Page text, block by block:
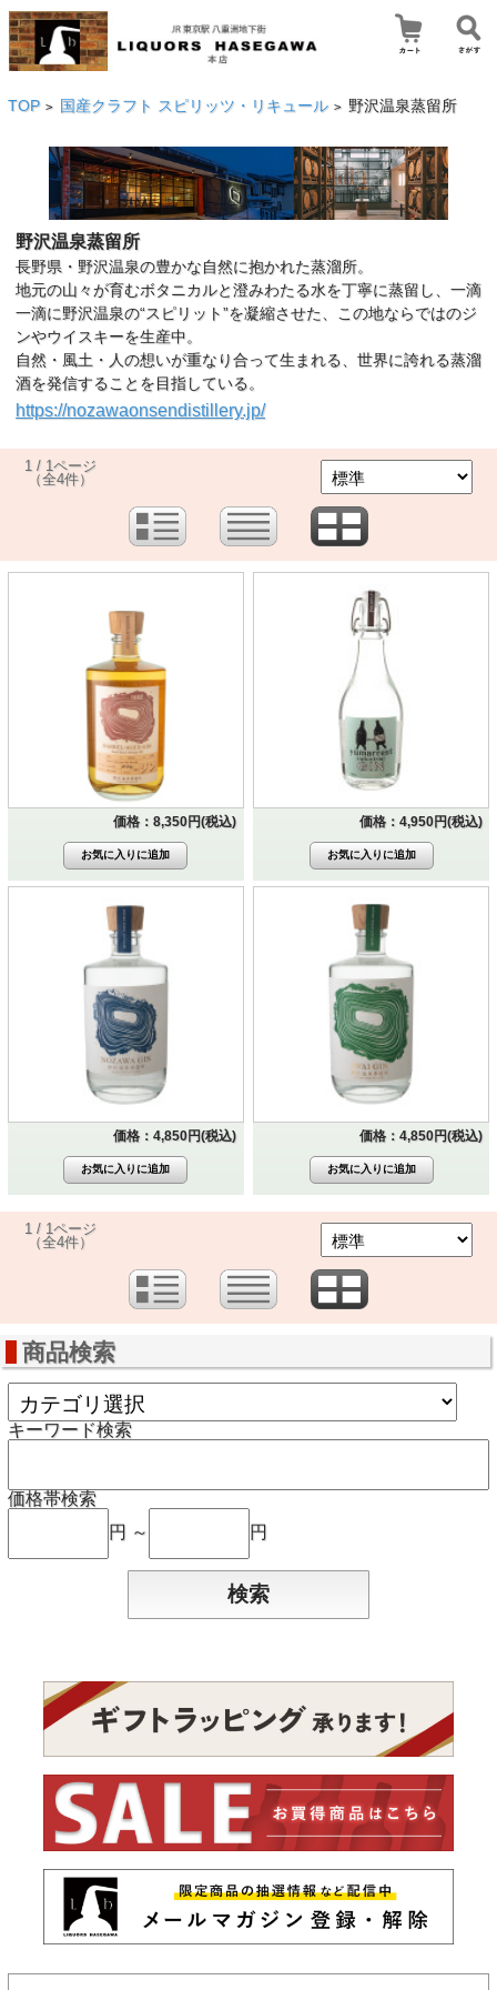
TOP > 国産クラフト スピリッツ・リキュール > 野沢温泉蒸留所
野沢温泉蒸留所
長野県・野沢温泉の豊かな自然に抱かれた蒸溜所。
地元の山々が育むボタニカルと澄みわたる水を丁寧に蒸留し、一滴
一滴に野沢温泉の“スピリット”を凝縮させた、この地ならではのジ
ンやウイスキーを生産中。
自然・風土・人の想いが重なり合って生まれる、世界に誇れる蒸溜
酒を発信することを目指している。
https://nozawaonsendistillery.jp/
1 / 1ページ
（全4件）
価格：8,350円(税込) 価格：4,950円(税込)
価格：4,850円(税込) 価格：4,850円(税込)
1 / 1ページ
（全4件）
商品検索
キーワード検索
価格帯検索
円 ～
円